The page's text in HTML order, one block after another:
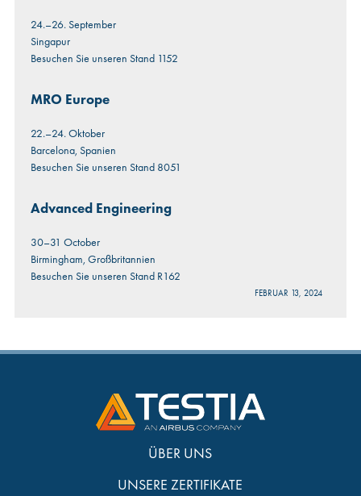
24.–26. September
Singapur
Besuchen Sie unseren Stand 1152
MRO Europe
22.–24. Oktober
Barcelona, ​​Spanien
Besuchen Sie unseren Stand 8051
Advanced Engineering
30–31 October
Birmingham, Großbritannien
Besuchen Sie unseren Stand R162
FEBRUAR 13, 2024
ÜBER UNS
UNSERE ZERTIFIKATE